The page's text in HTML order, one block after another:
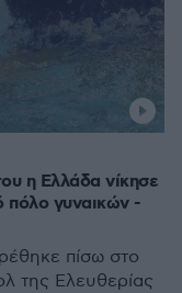
η Ελλάδα νίκησε
πόλο γυναικών -
πίσω στο
της Ελευθερίας